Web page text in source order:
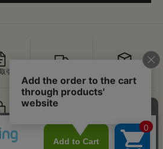
引法
お問い合わせ